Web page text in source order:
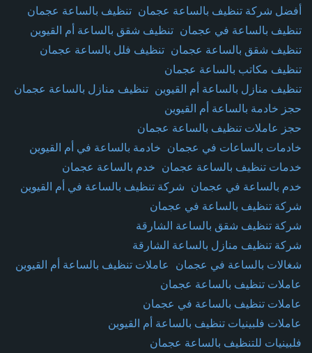
أفضل شركة تنظيف بالساعة عجمان تنظيف بالساعة عجمان
تنظيف بالساعة في عجمان تنظيف شقق بالساعة أم القيوين
تنظيف شقق بالساعة عجمان تنظيف فلل بالساعة عجمان
تنظيف مكاتب بالساعة عجمان
تنظيف منازل بالساعة أم القيوين تنظيف منازل بالساعة عجمان
حجز خادمة بالساعة أم القيوين
حجز عاملات تنظيف بالساعة عجمان
خادمات بالساعات في عجمان خادمة بالساعة في أم القيوين
خدمات تنظيف بالساعة عجمان خدم بالساعة عجمان
خدم بالساعة في عجمان شركة تنظيف بالساعة في أم القيوين
شركة تنظيف بالساعة في عجمان
شركة تنظيف شقق بالساعة الشارقة
شركة تنظيف منازل بالساعة الشارقة
شغالات بالساعة في عجمان عاملات تنظيف بالساعة أم القيوين
عاملات تنظيف بالساعة عجمان
عاملات تنظيف بالساعة في عجمان
عاملات فلبينيات تنظيف بالساعة أم القيوين
فلبينيات للتنظيف بالساعة عجمان